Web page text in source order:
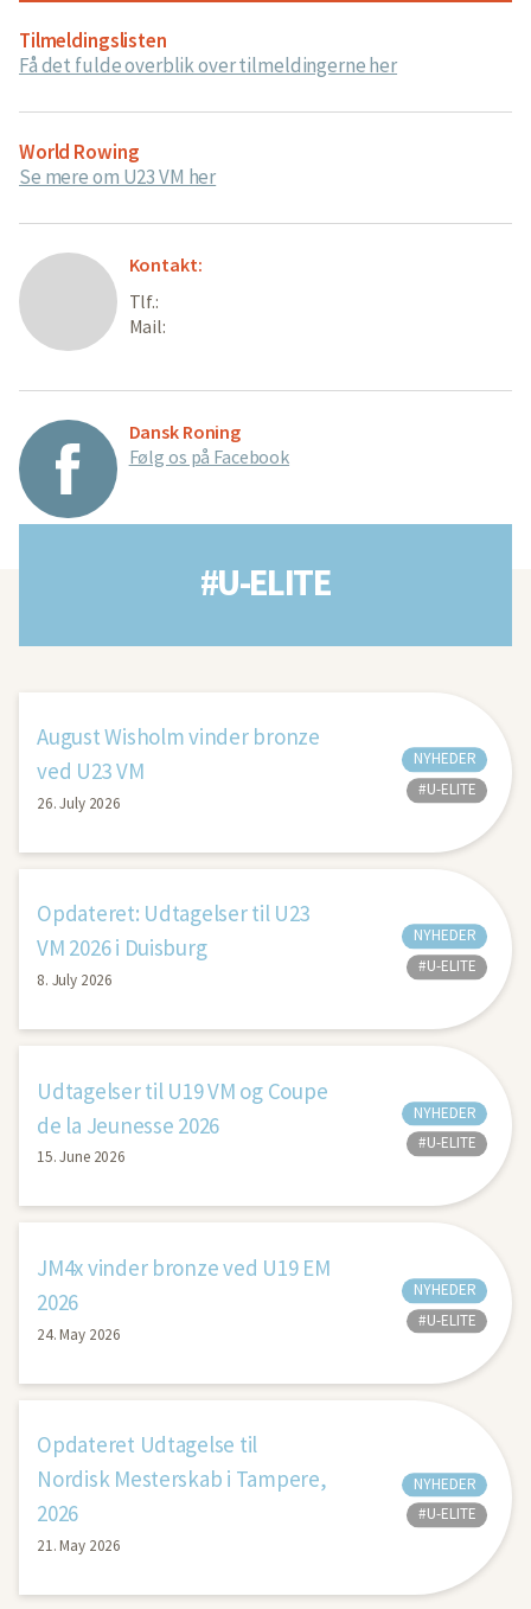
Tilmeldingslisten
Få det fulde overblik over tilmeldingerne her
World Rowing
Se mere om U23 VM her
Kontakt:
Tlf.:
Mail:
Dansk Roning
Følg os på Facebook
#U-ELITE
August Wisholm vinder bronze
ved U23 VM
26. July 2026
NYHEDER
#U-ELITE
Opdateret: Udtagelser til U23
VM 2026 i Duisburg
8. July 2026
NYHEDER
#U-ELITE
Udtagelser til U19 VM og Coupe
de la Jeunesse 2026
15. June 2026
NYHEDER
#U-ELITE
JM4x vinder bronze ved U19 EM
2026
24. May 2026
NYHEDER
#U-ELITE
Opdateret Udtagelse til
Nordisk Mesterskab i Tampere,
2026
21. May 2026
NYHEDER
#U-ELITE